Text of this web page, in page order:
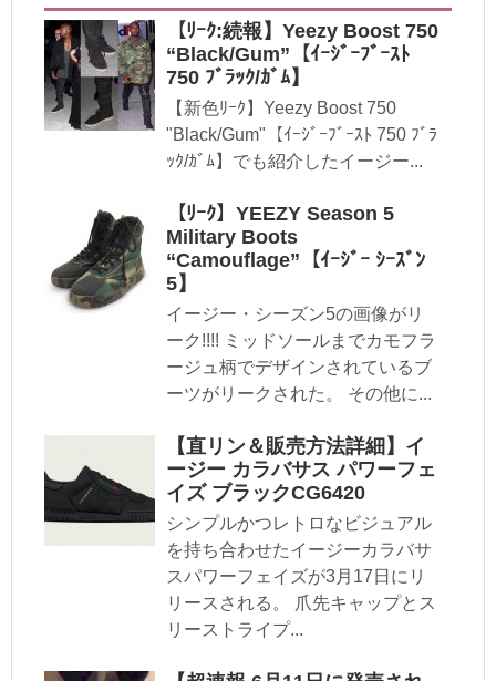
【ﾘｰｸ:続報】Yeezy Boost 750
“Black/Gum”【ｲｰｼﾞｰﾌﾞｰｽﾄ
750 ﾌﾞﾗｯｸ/ｶﾞﾑ】
【新色ﾘｰｸ】Yeezy Boost 750
"Black/Gum"【ｲｰｼﾞｰﾌﾞｰｽﾄ 750 ﾌﾞﾗ
ｯｸ/ｶﾞﾑ】でも紹介したイージー...
【ﾘｰｸ】YEEZY Season 5
Military Boots
“Camouflage”【ｲｰｼﾞｰ ｼｰｽﾞﾝ
5】
イージー・シーズン5の画像がリ
ーク!!!! ミッドソールまでカモフラ
ージュ柄でデザインされているブ
ーツがリークされた。 その他に...
【直リン＆販売方法詳細】イ
ージー カラバサス パワーフェ
イズ ブラックCG6420
シンプルかつレトロなビジュアル
を持ち合わせたイージーカラバサ
スパワーフェイズが3月17日にリ
リースされる。 爪先キャップとス
リーストライプ...